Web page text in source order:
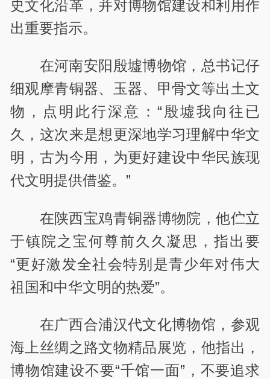
史文化沿革，并对博物馆建设和利用作
出重要指示。
在河南安阳殷墟博物馆，总书记仔
细观摩青铜器、玉器、甲骨文等出土文
物，点明此行深意：“殷墟我向往已
久，这次来是想更深地学习理解中华文
明，古为今用，为更好建设中华民族现
代文明提供借鉴。”
在陕西宝鸡青铜器博物院，他伫立
于镇院之宝何尊前久久凝思，指出要
“更好激发全社会特别是青少年对伟大
祖国和中华文明的热爱”。
在广西合浦汉代文化博物馆，参观
海上丝绸之路文物精品展览，他指出，
博物馆建设不要“千馆一面”，不要追求